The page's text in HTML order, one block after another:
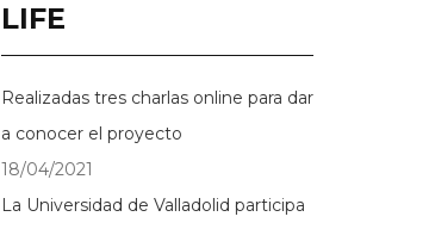
LIFE
Realizadas tres charlas online para dar
a conocer el proyecto
18/04/2021
La Universidad de Valladolid participa